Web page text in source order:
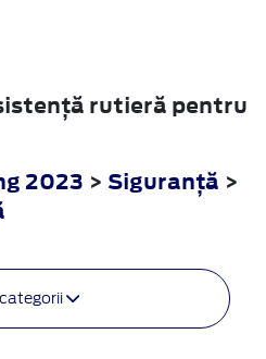
rutieră pentru
2023 > Siguranţă >